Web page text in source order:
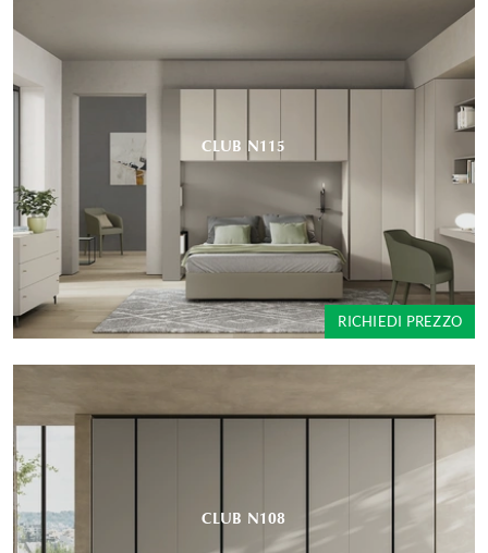
CLUB N115
RICHIEDI PREZZO
CLUB N108